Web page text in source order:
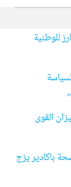
للوطنية
القوى
باكادير يزج